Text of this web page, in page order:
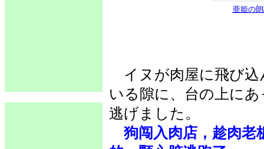
亜姫の
イヌが肉屋に飛び込
いる隙に、台の上に
逃げました。
狗闯入肉店，趁肉老